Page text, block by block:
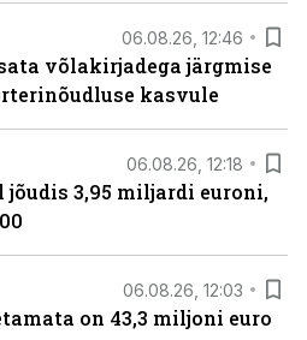
06.08.26, 12:46
võlakirjadega järgmise
kasvule
06.08.26, 12:18
3,95 miljardi euroni,
06.08.26, 12:03
on 43,3 miljoni euro